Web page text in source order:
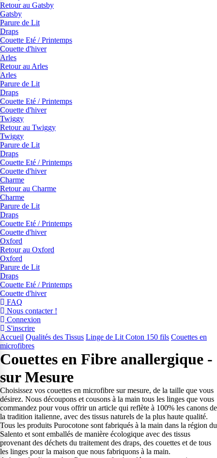
Retour au Gatsby
Gatsby
Parure de Lit
Draps
Couette Eté / Printemps
Couette d'hiver
Arles
Retour au Arles
Arles
Parure de Lit
Draps
Couette Eté / Printemps
Couette d'hiver
Twiggy
Retour au Twiggy
Twiggy
Parure de Lit
Draps
Couette Eté / Printemps
Couette d'hiver
Charme
Retour au Charme
Charme
Parure de Lit
Draps
Couette Eté / Printemps
Couette d'hiver
Oxford
Retour au Oxford
Oxford
Parure de Lit
Draps
Couette Eté / Printemps
Couette d'hiver
FAQ
Nous contacter !
Connexion
S'inscrire
Accueil Qualités des Tissus Linge de Lit Coton 150 fils Couettes en
microfibres
Couettes en Fibre anallergique -
sur Mesure
Choisissez vos couettes en microfibre sur mesure, de la taille que vous
désirez. Nous découpons et cousons à la main tous les linges que vous
commandez pour vous offrir un article qui reflète à 100% les canons de
la tradition italienne, avec des tissus naturels de la plus haute qualité.
Tous les produits Purocotone sont fabriqués à la main dans la région du
Salento et sont emballés de manière écologique avec des tissus
provenant des déchets du traitement des draps, des couettes et de tous
les linges pour la maison que nous fabriquons à la main.